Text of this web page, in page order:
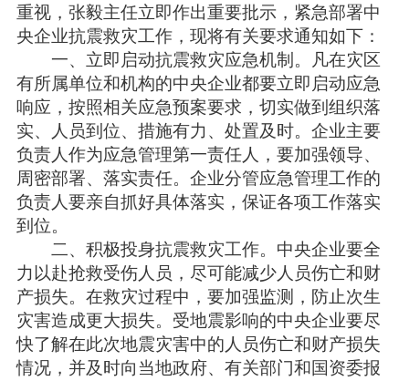
重视，张毅主任立即作出重要批示，紧急部署中
央企业抗震救灾工作，现将有关要求通知如下：
一、立即启动抗震救灾应急机制。凡在灾区
有所属单位和机构的中央企业都要立即启动应急
响应，按照相关应急预案要求，切实做到组织落
实、人员到位、措施有力、处置及时。企业主要
负责人作为应急管理第一责任人，要加强领导、
周密部署、落实责任。企业分管应急管理工作的
负责人要亲自抓好具体落实，保证各项工作落实
到位。
二、积极投身抗震救灾工作。中央企业要全
力以赴抢救受伤人员，尽可能减少人员伤亡和财
产损失。在救灾过程中，要加强监测，防止次生
灾害造成更大损失。受地震影响的中央企业要尽
快了解在此次地震灾害中的人员伤亡和财产损失
情况，并及时向当地政府、有关部门和国资委报